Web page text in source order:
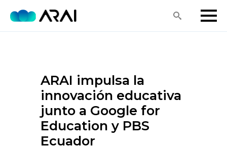
Search
ARAI impulsa la
innovación educativa
junto a Google for
Education y PBS
Ecuador